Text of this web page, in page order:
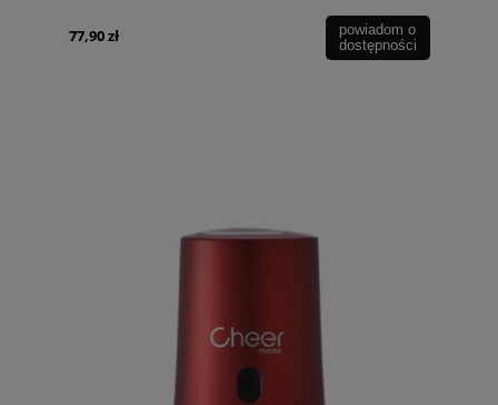
77,90 zł
powiadom o
dostępności